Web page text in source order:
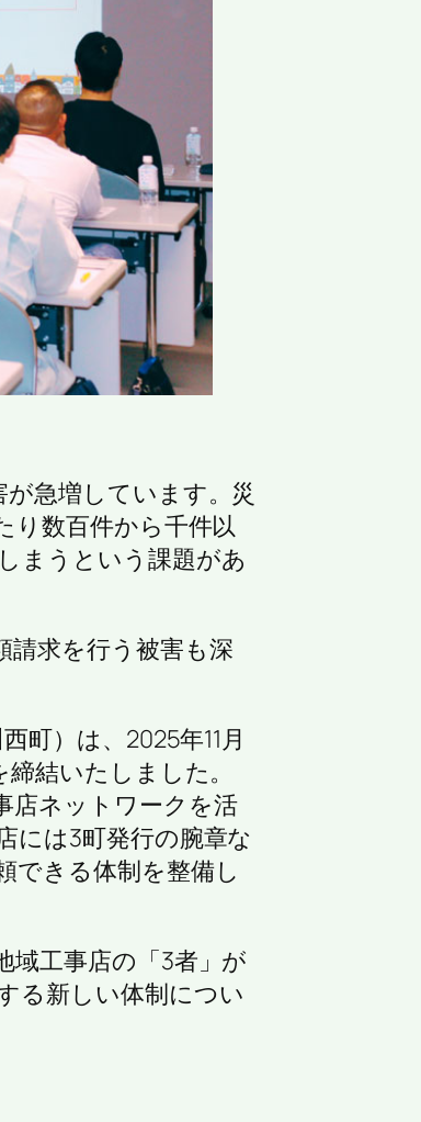
急増しています。災
り数百件から千件以
まうという課題があ
請求を行う被害も深
町）は、2025年11月
結いたしました。
店ネットワークを活
には3町発行の腕章な
できる体制を整備し
域工事店の「3者」が
る新しい体制につい